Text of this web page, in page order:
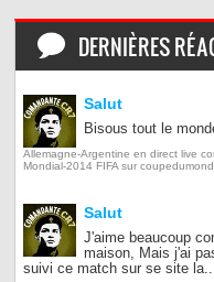
DERNIÈRES
Salut
Bisous tout le
Allemagne-Argentine en direct live
Mondial-2014 FIFA sur
Salut
J'aime beaucoup
maison, Mais j'ai
suivi ce match sur se site la...